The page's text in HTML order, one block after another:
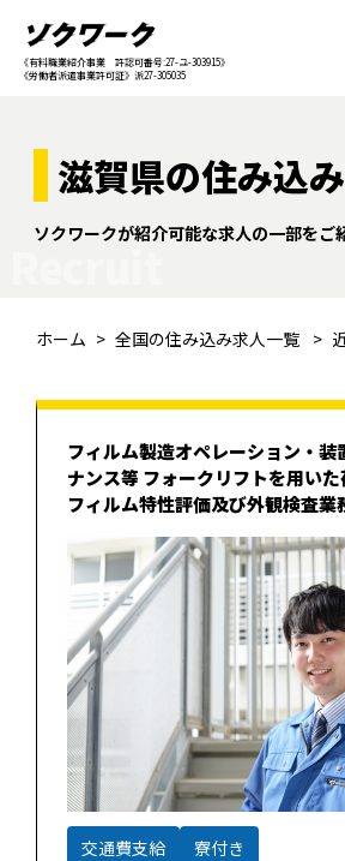
《有料職業紹介事業 許認可番号:27-ユ-303915》
《労働者派遣事業許可証》派27-305035
滋賀県の住み込
ソクワークが紹介可能な求人の一部をご
ホーム 全国の住み込み求人一覧
フィルム製造オペレーション・装
ナンス等 フォークリフトを⽤いた
フィルム特性評価及び外観検査業
交通費支給 寮付き